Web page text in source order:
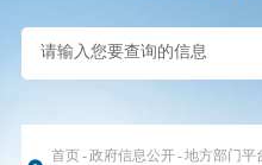
首页-政府信息公开-地方部门平